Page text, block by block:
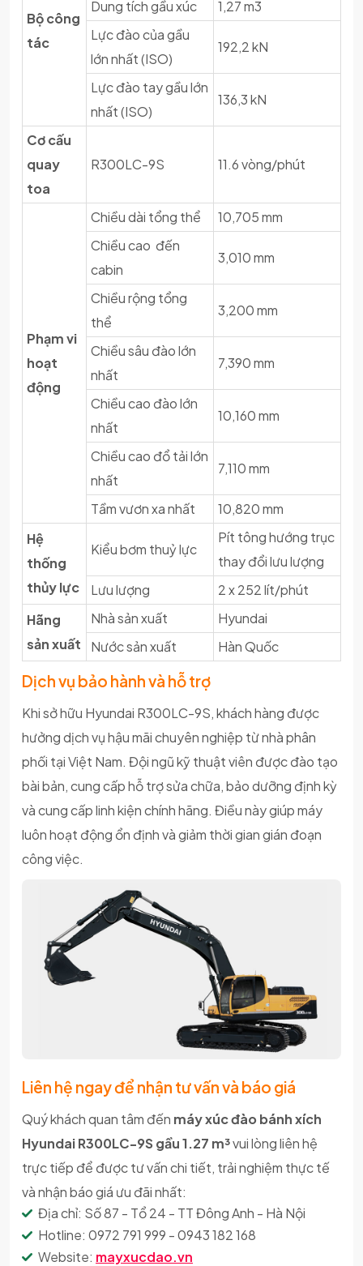
Bộ công
tác
Dung tích gầu xúc
1,27 m3
Lực đào của gầu
lớn nhất (ISO)
192,2 kN
Lực đào tay gầu lớn
nhất (ISO)
136,3 kN
Cơ cấu
quay
toa
R300LC-9S 11.6 vòng/phút
Phạm vi
hoạt
động
Chiều dài tổng thể
10,705 mm
Chiều cao đến
cabin
3,010 mm
Chiều rộng tổng
thể
3,200 mm
Chiều sâu đào lớn
nhất
7,390 mm
Chiều cao đào lớn
nhất
10,160 mm
Chiều cao đổ tải lớn
nhất
7,110 mm
Tầm vươn xa nhất
10,820 mm
Hệ
thống
thủy lực
Kiểu bơm thuỷ lực
Pít tông hướng trục
thay đổi lưu lượng
Lưu lượng
2 x 252 lít/phút
Hãng
sản xuất
Nhà sản xuất
Hyundai
Nước sản xuất
Hàn Quốc
Dịch vụ bảo hành và hỗ trợ
Khi sở hữu Hyundai R300LC-9S, khách hàng được
hưởng dịch vụ hậu mãi chuyên nghiệp từ nhà phân
phối tại Việt Nam. Đội ngũ kỹ thuật viên được đào tạo
bài bản, cung cấp hỗ trợ sửa chữa, bảo dưỡng định kỳ
và cung cấp linh kiện chính hãng. Điều này giúp máy
luôn hoạt động ổn định và giảm thời gian gián đoạn
công việc.
Liên hệ ngay để nhận tư vấn và báo giá
Quý khách quan tâm đến máy xúc đào bánh xích
Hyundai R300LC-9S gầu 1.27 m³vui lòng liên hệ
trực tiếp để được tư vấn chi tiết, trải nghiệm thực tế
và nhận báo giá ưu đãi nhất:
Địa chỉ: Số 87 - Tổ 24 - TT Đông Anh - Hà Nội
Hotline: 0972 791 999 - 0943 182 168
Website: mayxucdao.vn